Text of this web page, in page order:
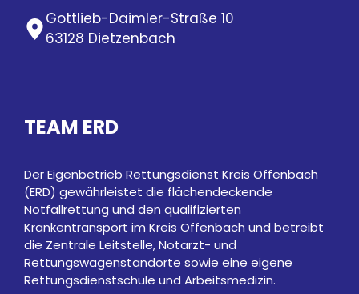
Gottlieb-Daimler-Straße 10
63128 Dietzenbach
TEAM ERD
Der Eigenbetrieb Rettungsdienst Kreis Offenbach
(ERD) gewährleistet die flächendeckende
Notfallrettung und den qualifizierten
Krankentransport im Kreis Offenbach und betreibt
die Zentrale Leitstelle, Notarzt- und
Rettungswagenstandorte sowie eine eigene
Rettungsdienstschule und Arbeitsmedizin.